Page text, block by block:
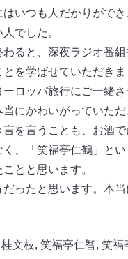
いつも人だかりがで
でした。
わると、深夜ラジオ番
を学ばせていただきま
ロッパ旅行にご一緒さ
にかわいがっていただ
を言うことも、お酒
、「笑福亭仁鶴」と
とと思います。
だったと思います。本
桂文枝, 笑福亭仁智, 笑福